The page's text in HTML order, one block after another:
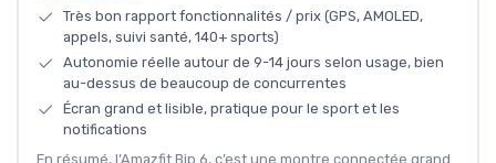
Très bon rapport fonctionnalités / prix (GPS, AMOLED,
appels, suivi santé, 140+ sports)
Autonomie réelle autour de 9-14 jours selon usage, bien
au-dessus de beaucoup de concurrentes
Écran grand et lisible, pratique pour le sport et les
notifications
En résumé, l’Amazfit Bip 6, c’est une montre connectée grand